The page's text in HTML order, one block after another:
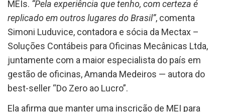
MEIs. “Pela experiência que tenho, com certeza é
replicado em outros lugares do Brasil”, comenta
Simoni Luduvice, contadora e sócia da Mectax –
Soluções Contábeis para Oficinas Mecânicas Ltda,
juntamente com a maior especialista do país em
gestão de oficinas, Amanda Medeiros — autora do
best-seller “Do Zero ao Lucro”.
Ela afirma que manter uma inscrição de MEI para